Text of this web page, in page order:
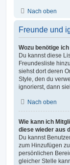
Nach oben
Freunde und
Wozu benötige
Du kannst diese
Freundesliste
siehst dort deren
Style, den du
ignorierst, dann
Nach oben
Wie kann ich
diese wieder aus
Du kannst
zum Hinzufügen
persönlichen
gleicher Stelle